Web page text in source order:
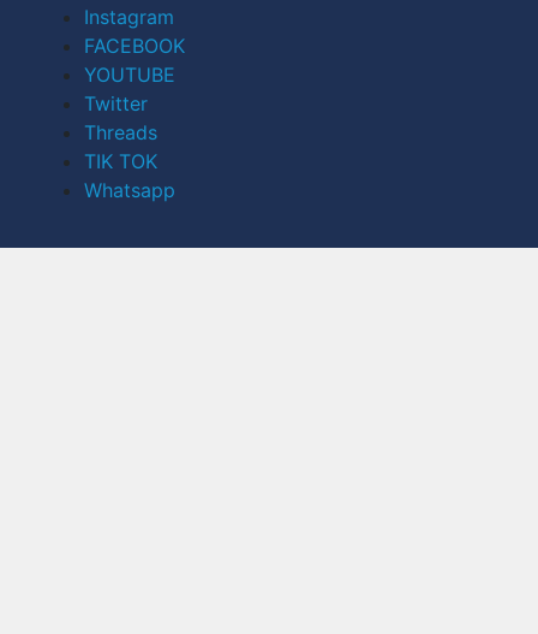
Instagram
FACEBOOK
YOUTUBE
Twitter
Threads
TIK TOK
Whatsapp